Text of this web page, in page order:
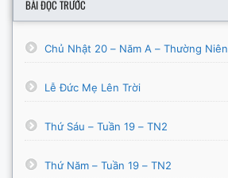
BÀI ĐỌC TRƯỚC
Chủ Nhật 20 – Năm A – Thường Niên
Lễ Đức Mẹ Lên Trời
Thứ Sáu – Tuần 19 – TN2
Thứ Năm – Tuần 19 – TN2